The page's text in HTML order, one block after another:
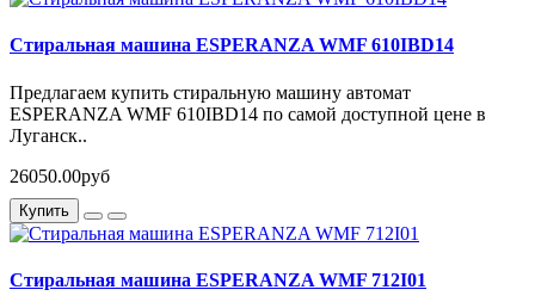
Стиральная машина ESPERANZA WMF 610IBD14
Предлагаем купить стиральную машину автомат
ESPERANZA WMF 610IBD14 по самой доступной цене в
Луганск..
26050.00руб
Купить
Стиральная машина ESPERANZA WMF 712I01